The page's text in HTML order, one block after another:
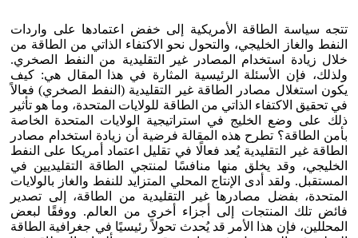
تتجه سياسة الطاقة الأمريكية إلى خفض اعتمادها على واردات
النفط والغاز الخليجي، والتحول نحو الاكتفاء الذاتي من الطاقة من
خلال زيادة استخدام المصادر غير التقليدية من النفط الصخري.
ولذلك، فإن الأسئلة الرئيسية المثارة في هذا المقال هي: كيف
يكون استغلال مصادر الطاقة غير التقليدية (النفط الصخري) فعالاً
في تحقيق الاكتفاء الذاتي من الطاقة للولايات المتحدة، وما هو تأثير
ذلك على وضع الخليج في استراتيجية الولايات المتحدة الخاصة
بأمن الطاقة؟ تطرح هذه المقالة فرضية أن زيادة استخدام مصادر
الطاقة غير التقليدية يُعد فعالًا في تقليل اعتماد أمريكا على النفط
الخليجي، وقد يخلق منها منافسًا لمنتجي الطاقة التقليديين في
المستقبل. ولقد أدى الإنتاج المحلي المتزايد للنفط والغاز بالولايات
المتحدة، بفضل مصادرها غير التقليدية من الطاقة، إلى تصدير
فائض تلك المنتجات إلى أجزاء أخرى من العالم. ووفقًا لبعض
المحللين، فإن هذا الأمر قد يُحدث تحولاً رئيسيًا في جغرافية الطاقة